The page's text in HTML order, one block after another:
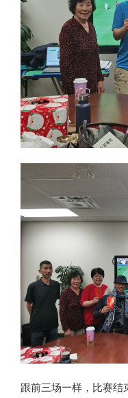
跟前三场一样，比赛结